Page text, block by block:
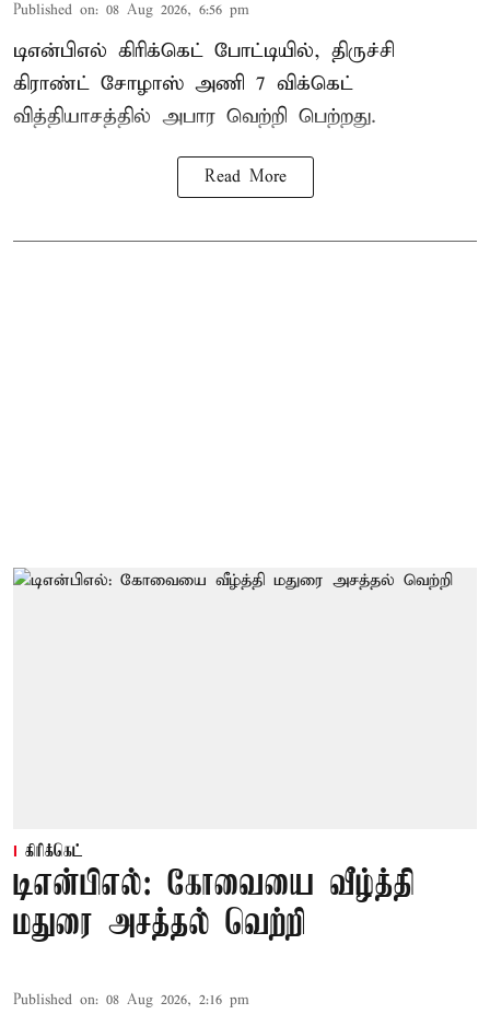
Published on: 08 Aug 2026, 6:56 pm
டிஎன்பிஎல் கிரிக்கெட் போட்டியில், திருச்சி
கிராண்ட் சோழாஸ் அணி 7 விக்கெட்
வித்தியாசத்தில் அபார வெற்றி பெற்றது.
Read More
கிரிக்கெட்
டிஎன்பிஎல்: கோவையை வீழ்த்தி
மதுரை அசத்தல் வெற்றி
Published on: 08 Aug 2026, 2:16 pm